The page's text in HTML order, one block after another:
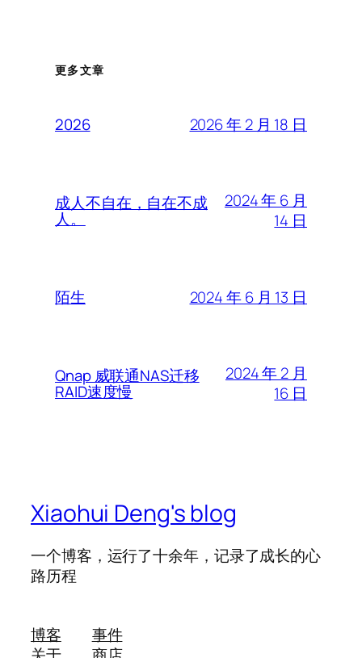
更多文章
2026 2026 年 2 月 18 日
成人不自在，自在不成
人。
2024 年 6 月
14 日
陌生 2024 年 6 月 13 日
Qnap 威联通NAS迁移
RAID速度慢
2024 年 2 月
16 日
Xiaohui Deng's blog
一个博客，运行了十余年，记录了成长的心
路历程
博客
事件